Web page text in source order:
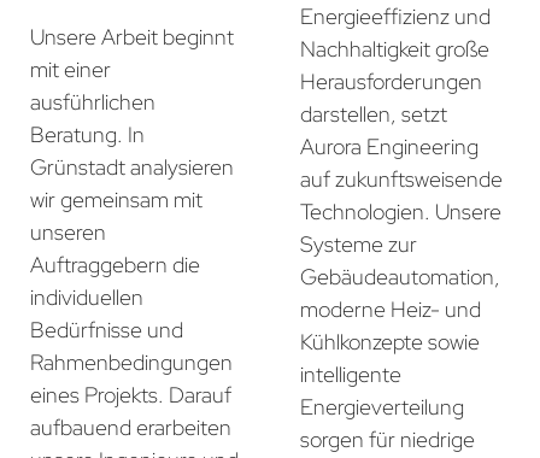
Unsere Arbeit beginnt
mit einer
ausführlichen
Beratung. In
Grünstadt analysieren
wir gemeinsam mit
unseren
Auftraggebern die
individuellen
Bedürfnisse und
Rahmenbedingungen
eines Projekts. Darauf
aufbauend erarbeiten
Energieeffizienz und
Nachhaltigkeit große
Herausforderungen
darstellen, setzt
Aurora Engineering
auf zukunftsweisende
Technologien. Unsere
Systeme zur
Gebäudeautomation,
moderne Heiz- und
Kühlkonzepte sowie
intelligente
Energieverteilung
sorgen für niedrige